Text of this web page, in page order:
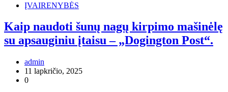
ĮVAIRENYBĖS
Kaip naudoti šunų nagų kirpimo mašinėlę
su apsauginiu įtaisu – „Dogington Post“.
admin
11 lapkričio, 2025
0